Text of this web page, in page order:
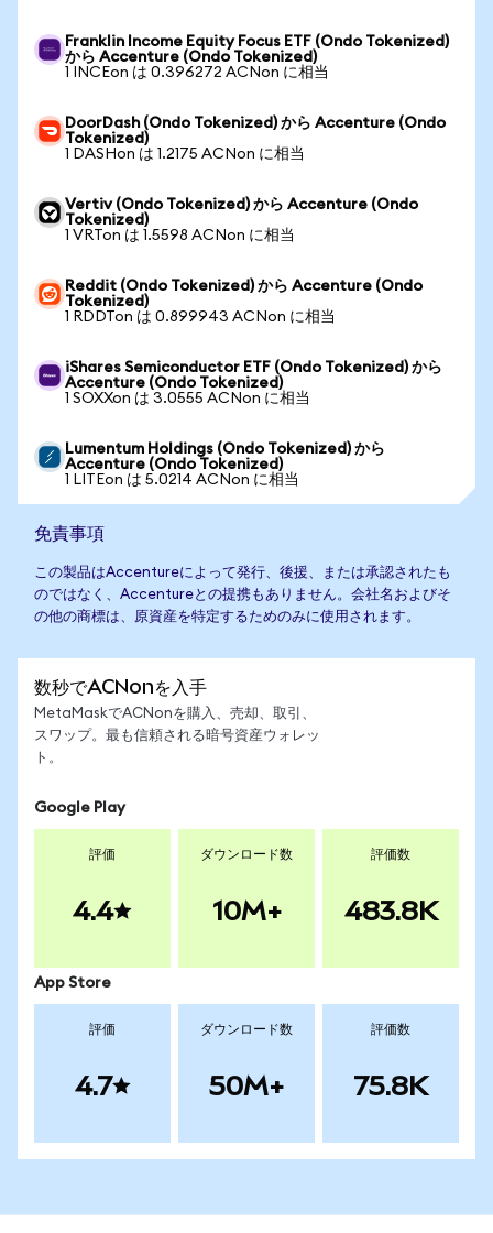
Franklin Income Equity Focus ETF (Ondo Tokenized)
から Accenture (Ondo Tokenized)
1 INCEon は 0.396272 ACNon に相当
DoorDash (Ondo Tokenized) から Accenture (Ondo
Tokenized)
1 DASHon は 1.2175 ACNon に相当
Vertiv (Ondo Tokenized) から Accenture (Ondo
Tokenized)
1 VRTon は 1.5598 ACNon に相当
Reddit (Ondo Tokenized) から Accenture (Ondo
Tokenized)
1 RDDTon は 0.899943 ACNon に相当
iShares Semiconductor ETF (Ondo Tokenized) から
Accenture (Ondo Tokenized)
1 SOXXon は 3.0555 ACNon に相当
Lumentum Holdings (Ondo Tokenized) から
Accenture (Ondo Tokenized)
1 LITEon は 5.0214 ACNon に相当
免責事項
この製品はAccentureによって発行、後援、または承認されたも
のではなく、Accentureとの提携もありません。会社名およびそ
の他の商標は、原資産を特定するためのみに使用されます。
数秒でACNonを入手
MetaMaskでACNonを購入、売却、取引、
スワップ。最も信頼される暗号資産ウォレッ
ト。
Google Play
評価
4.4
ダウンロード数
10M+
評価数
483.8K
App Store
評価
4.7
ダウンロード数
50M+
評価数
75.8K